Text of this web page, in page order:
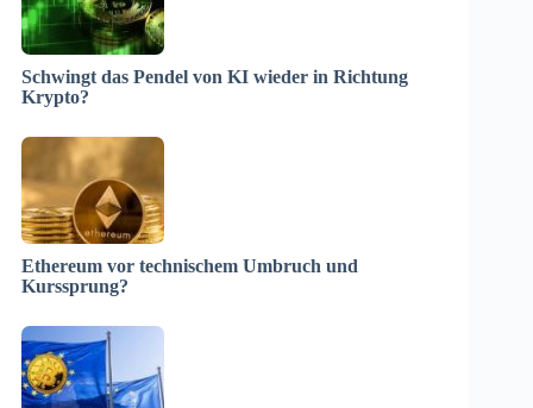
Schwingt das Pendel von KI wieder in Richtung
Krypto?
Ethereum vor technischem Umbruch und
Kurssprung?